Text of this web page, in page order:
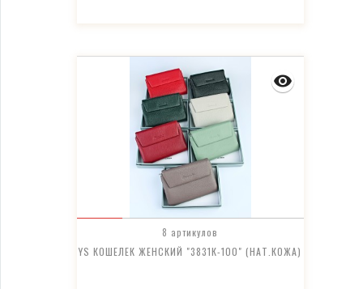
8 артикулов
YS КОШЕЛЕК ЖЕНСКИЙ "3831К-100" (НАТ.КОЖА)